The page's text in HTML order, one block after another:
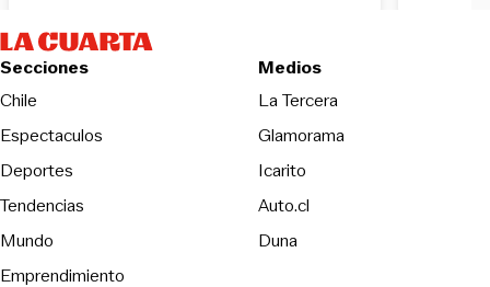
Secciones
Chile
Espectaculos
Deportes
Tendencias
Mundo
Emprendimiento
Medios
La TerceraOpens in new
Glamorama
Icarito
Auto.cl
DunaOpens in new window